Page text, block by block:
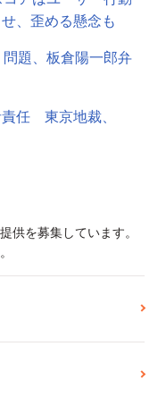
、歪める懸念も
題、板倉陽一郎弁
任 東京地裁、
供を募集しています。